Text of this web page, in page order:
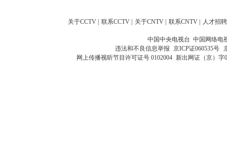
关于CCTV | 联系CCTV | 关于CNTV | 联系CNTV | 人才招聘
中国中央电视台 中国网络电
违法和不良信息举报 京ICP证060535号
网上传播视听节目许可证号 0102004 新出网证（京）